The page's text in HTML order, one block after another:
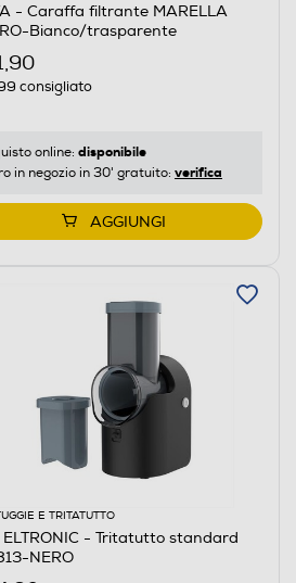
- Caraffa filtrante MARELLA
Bianco/trasparente
consigliato
online: disponibile
in negozio in 30' gratuito: verifica
AGGIUNGI
E TRITATUTTO
ELTRONIC - Tritatutto standard
NERO